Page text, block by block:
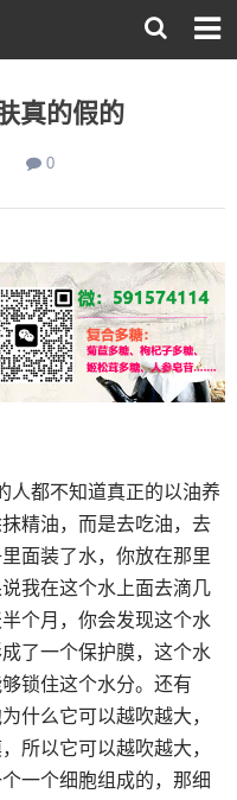
真的假的
0
人都不知道真正的以油养
精油，而是去吃油，去
面装了水，你放在那里
我在这个水上面去滴几
个月，你会发现这个水
了一个保护膜，这个水
锁住这个水分。还有
什么它可以越吹越大，
所以它可以越吹越大，
一个细胞组成的，那细